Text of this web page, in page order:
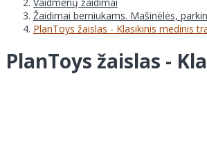
Žaidimai berniukams. Mašinėlės,
PlanToys žaislas - Klasikinis medinis
PlanToys žaislas -